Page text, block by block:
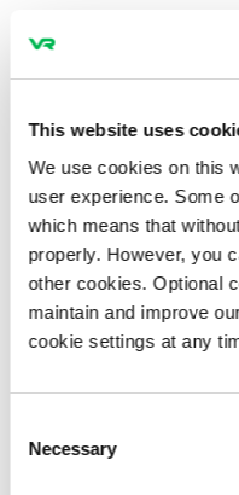
This website uses
We use cookies on this
user experience. Some
which means that
properly. However, you
other cookies. Optional
maintain and improve
cookie settings at any
Selection
Necessary
Lisää
Tammikuussa 2020
laajentui myös
pysäköidä lipun
tuntia ennen
Ilmainen
Tällä hetkellä
päättymään HSL-